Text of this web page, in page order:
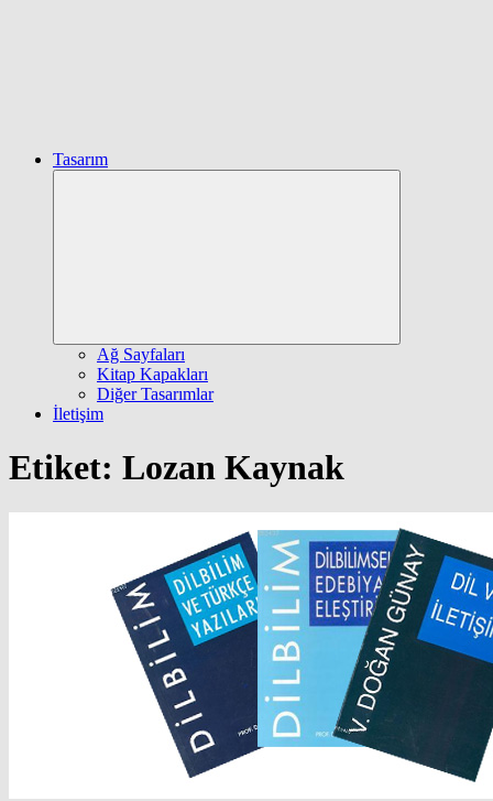
Tasarım
Ağ Sayfaları
Kitap Kapakları
Diğer Tasarımlar
İletişim
Etiket: Lozan Kaynak